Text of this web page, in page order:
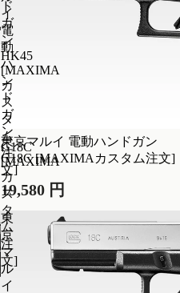
ド
ガ
ン
HK45
[MAXIMA
カ
ス
タ
ム
注
文]
イ
電
動
ハ
ン
ド
ガ
ン
G18C
[MAXIMA
カ
ス
タ
ム
注
文]
東京マルイ 電動ハンドガン
G18C [MAXIMAカスタム注文]
19,580 円
東
京
マ
ル
イ